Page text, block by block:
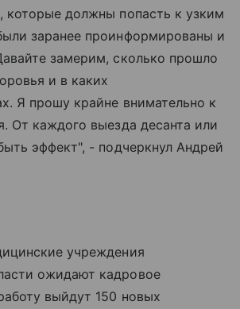
которые должны попасть к узким
заранее проинформированы и
замерим, сколько прошло
и в каких
Я прошу крайне внимательно к
От каждого выезда десанта или
эффект", - подчеркнул Андрей
учреждения
ожидают кадровое
выйдут 150 новых